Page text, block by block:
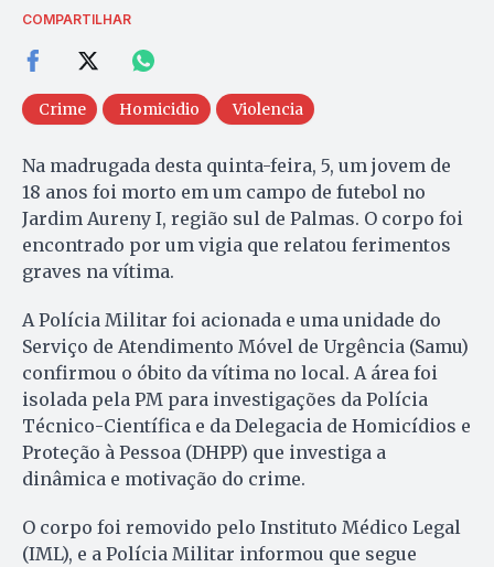
COMPARTILHAR
Crime Homicidio Violencia
Na madrugada desta quinta-feira, 5, um jovem de
18 anos foi morto em um campo de futebol no
Jardim Aureny I, região sul de Palmas. O corpo foi
encontrado por um vigia que relatou ferimentos
graves na vítima.
A Polícia Militar foi acionada e uma unidade do
Serviço de Atendimento Móvel de Urgência (Samu)
confirmou o óbito da vítima no local. A área foi
isolada pela PM para investigações da Polícia
Técnico-Científica e da Delegacia de Homicídios e
Proteção à Pessoa (DHPP) que investiga a
dinâmica e motivação do crime.
O corpo foi removido pelo Instituto Médico Legal
(IML), e a Polícia Militar informou que segue